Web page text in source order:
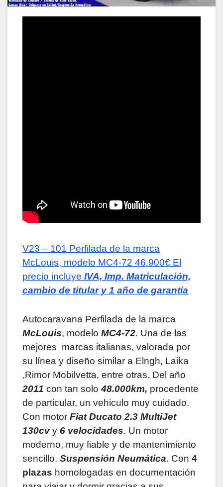
V23 – 101 Perfilada de la marca
McLouis, modelo MC4-72 46.900€ El
precio incluye IVA, Imp. Matriculación,
cambio de titular y 1 año de garantía
Autocaravana Perfilada de la marca
McLouis, modelo MC4-72. Una de las
mejores marcas italianas, valorada por
su línea y diseño similar a Elngh, Laika
,Rimor Mobilvetta, entre otras. Del año
2011 con tan solo48.000km, procedente
de particular, un vehiculo muy cuidado.
Con motor Fiat Ducato 2.3 MultiJet
130cvy 6 velocidades. Un motor
moderno, muy fiable y de mantenimiento
sencillo. Suspensión Neumática. Con 4
plazas homologadas en documentación